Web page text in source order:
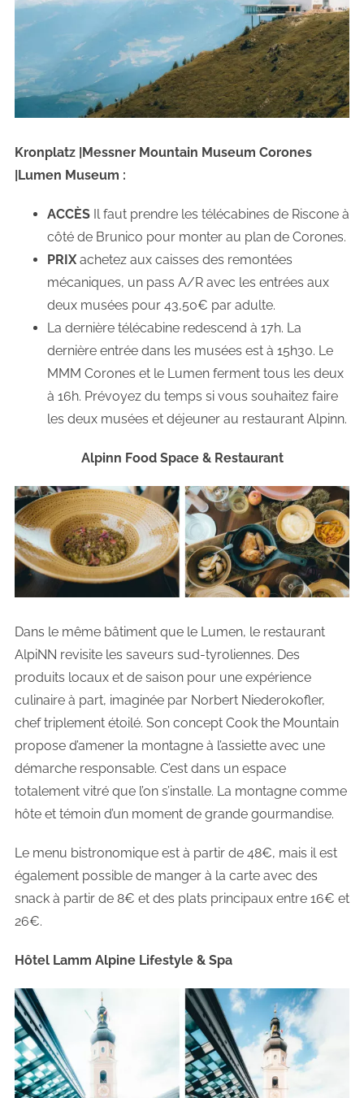
Kronplatz |Messner Mountain Museum Corones
|Lumen Museum :
ACCÈSIl faut prendre les télécabines de Riscone à
côté de Brunico pour monter au plan de Corones.
PRIX achetez aux caisses des remontées
mécaniques, un pass A/R avec les entrées aux
deux musées pour 43,50€ par adulte.
La dernière télécabine redescend à 17h. La
dernière entrée dans les musées est à 15h30. Le
MMM Corones et le Lumen ferment tous les deux
à 16h. Prévoyez du temps si vous souhaitez faire
les deux musées et déjeuner au restaurant Alpinn.
Alpinn Food Space & Restaurant
Dans le même bâtiment que le Lumen, le restaurant
AlpiNN revisite les saveurs sud-tyroliennes. Des
produits locaux et de saison pour une expérience
culinaire à part, imaginée par Norbert Niederokofler,
chef triplement étoilé. Son concept Cook the Mountain
propose d’amener la montagne à l’assiette avec une
démarche responsable. C’est dans un espace
totalement vitré que l’on s’installe. La montagne comme
hôte et témoin d’un moment de grande gourmandise.
Le menu bistronomique est à partir de 48€, mais il est
également possible de manger à la carte avec des
snack à partir de 8€ et des plats principaux entre 16€ et
26€.
Hôtel Lamm Alpine Lifestyle & Spa